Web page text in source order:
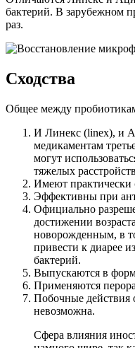
бактерий. В зарубежном
раз.
Сходства
Общее между
И Линекс (linex), и
медикаментам
могут
тяжелых
Имеют практически
Эффективны при
Официально
достижении
новорожденным, в
привести к диарее
бактерий.
Выпускаются в
Применяются
Побочные действия
невозможна.
Сфера влияния